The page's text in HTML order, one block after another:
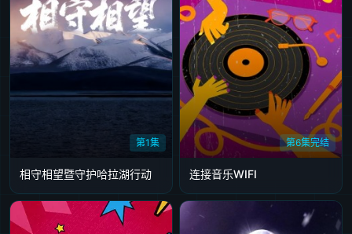
第1集
相守相望暨守护哈拉湖行动
第6集完结
连接音乐WIFI